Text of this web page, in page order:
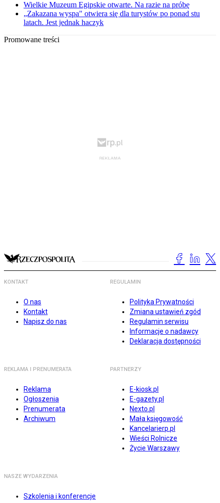
Wielkie Muzeum Egipskie otwarte. Na razie na próbę
„Zakazana wyspa" otwiera się dla turystów po ponad stu
latach. Jest jednak haczyk
Promowane treści
KONTAKT
O nas
Kontakt
Napisz do nas
REGULAMIN
Polityka Prywatności
Zmiana ustawień zgód
Regulamin serwisu
Informacje o nadawcy
Deklaracja dostępności
REKLAMA I PRENUMERATA
Reklama
Ogłoszenia
Prenumerata
Archiwum
PARTNERZY
E-kiosk.pl
E-gazety.pl
Nexto.pl
Mała księgowość
Kancelarierp.pl
Wieści Rolnicze
Życie Warszawy
NASZE WYDARZENIA
Szkolenia i konferencje